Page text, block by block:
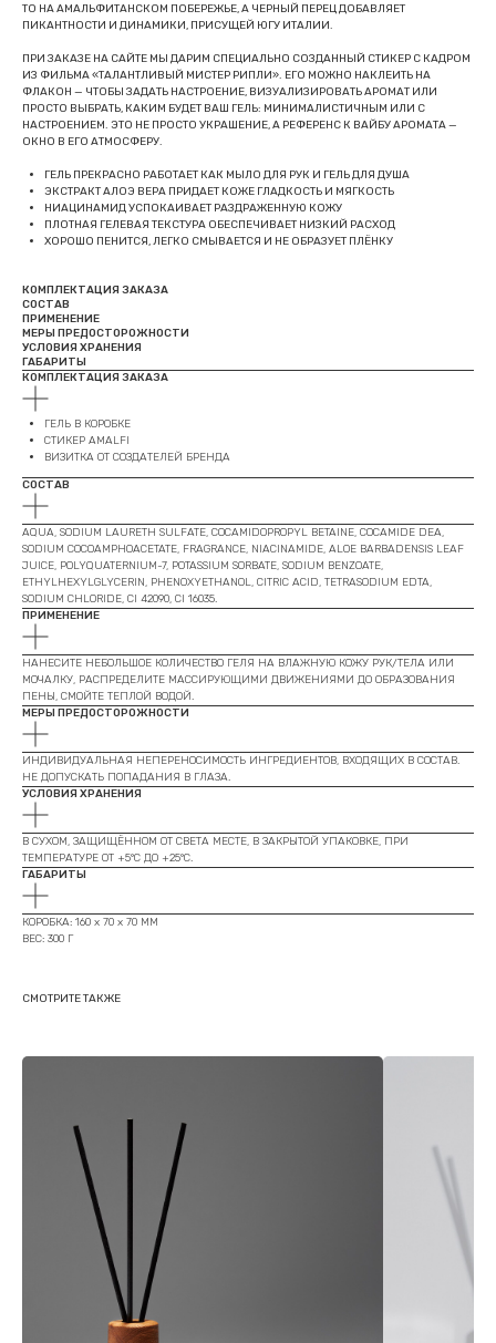
ТО НА АМАЛЬФИТАНСКОМ ПОБЕРЕЖЬЕ, А ЧЕРНЫЙ ПЕРЕЦ ДОБАВЛЯЕТ
ПИКАНТНОСТИ И ДИНАМИКИ, ПРИСУЩЕЙ ЮГУ ИТАЛИИ.
ПРИ ЗАКАЗЕ НА САЙТЕ МЫ ДАРИМ СПЕЦИАЛЬНО СОЗДАННЫЙ СТИКЕР С КАДРОМ
ИЗ ФИЛЬМА «ТАЛАНТЛИВЫЙ МИСТЕР РИПЛИ». ЕГО МОЖНО НАКЛЕИТЬ НА
ФЛАКОН — ЧТОБЫ ЗАДАТЬ НАСТРОЕНИЕ, ВИЗУАЛИЗИРОВАТЬ АРОМАТ ИЛИ
ПРОСТО ВЫБРАТЬ, КАКИМ БУДЕТ ВАШ ГЕЛЬ: МИНИМАЛИСТИЧНЫМ ИЛИ С
НАСТРОЕНИЕМ. ЭТО НЕ ПРОСТО УКРАШЕНИЕ, А РЕФЕРЕНС К ВАЙБУ АРОМАТА —
ОКНО В ЕГО АТМОСФЕРУ.
ГЕЛЬ ПРЕКРАСНО РАБОТАЕТ КАК МЫЛО ДЛЯ РУК И ГЕЛЬ ДЛЯ ДУША
ЭКСТРАКТ АЛОЭ ВЕРА ПРИДАЕТ КОЖЕ ГЛАДКОСТЬ И МЯГКОСТЬ
НИАЦИНАМИД УСПОКАИВАЕТ РАЗДРАЖЕННУЮ КОЖУ
ПЛОТНАЯ ГЕЛЕВАЯ ТЕКСТУРА ОБЕСПЕЧИВАЕТ НИЗКИЙ РАСХОД
ХОРОШО ПЕНИТСЯ, ЛЕГКО СМЫВАЕТСЯ И НЕ ОБРАЗУЕТ ПЛЁНКУ
КОМПЛЕКТАЦИЯ ЗАКАЗА
СОСТАВ
ПРИМЕНЕНИЕ
МЕРЫ ПРЕДОСТОРОЖНОСТИ
УСЛОВИЯ ХРАНЕНИЯ
ГАБАРИТЫ
КОМПЛЕКТАЦИЯ ЗАКАЗА
ГЕЛЬ В КОРОБКЕ
СТИКЕР AMALFI
ВИЗИТКА ОТ СОЗДАТЕЛЕЙ БРЕНДА
СОСТАВ
AQUA, SODIUM LAURETH SULFATE, COCAMIDOPROPYL BETAINE, COCAMIDE DEA,
SODIUM COCOAMPHOACETATE, FRAGRANCE, NIACINAMIDE, ALOE BARBADENSIS LEAF
JUICE, POLYQUATERNIUM-7, POTASSIUM SORBATE, SODIUM BENZOATE,
ETHYLHEXYLGLYCERIN, PHENOXYETHANOL, CITRIC ACID, TETRASODIUM EDTA,
SODIUM CHLORIDE, CI 42090, CI 16035.
ПРИМЕНЕНИЕ
НАНЕСИТЕ НЕБОЛЬШОЕ КОЛИЧЕСТВО ГЕЛЯ НА ВЛАЖНУЮ КОЖУ РУК/ТЕЛА ИЛИ
МОЧАЛКУ, РАСПРЕДЕЛИТЕ МАССИРУЮЩИМИ ДВИЖЕНИЯМИ ДО ОБРАЗОВАНИЯ
ПЕНЫ, СМОЙТЕ ТЕПЛОЙ ВОДОЙ.
МЕРЫ ПРЕДОСТОРОЖНОСТИ
ИНДИВИДУАЛЬНАЯ НЕПЕРЕНОСИМОСТЬ ИНГРЕДИЕНТОВ, ВХОДЯЩИХ В СОСТАВ.
НЕ ДОПУСКАТЬ ПОПАДАНИЯ В ГЛАЗА.
УСЛОВИЯ ХРАНЕНИЯ
В СУХОМ, ЗАЩИЩЁННОМ ОТ СВЕТА МЕСТЕ, В ЗАКРЫТОЙ УПАКОВКЕ, ПРИ
ТЕМПЕРАТУРЕ ОТ +5°С ДО +25°С.
ГАБАРИТЫ
КОРОБКА: 160 х 70 х 70 ММ
ВЕС: 300 Г
СМОТРИТЕ ТАКЖЕ
АРОМАТИЧЕСКИЕ СВЕЧИ
ДИФФУЗОРЫ ДЛЯ ДОМА